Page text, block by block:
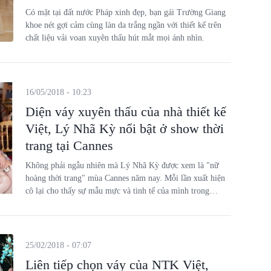
Có mặt tại đất nước Pháp xinh đẹp, bạn gái Trường Giang
khoe nét gợi cảm cùng làn da trắng ngần với thiết kế trên
chất liệu vải voan xuyên thấu hút mắt mọi ánh nhìn.
Diện váy xuyên thấu của nhà thiết kế
Việt, Lý Nhã Kỳ nổi bật ở show thời
trang tại Cannes
16/05/2018 - 10:23
Không phải ngẫu nhiên mà Lý Nhã Kỳ được xem là "nữ
hoàng thời trang" mùa Cannes năm nay. Mỗi lần xuất hiện
cô lại cho thấy sự mẫu mực và tinh tế của mình trong
Liên tiếp chọn váy của NTK Việt,
25/02/2018 - 07:07